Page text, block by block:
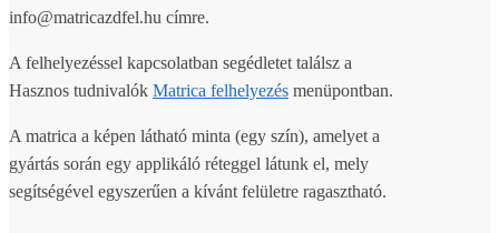
info@matricazdfel.hu címre.
A felhelyezéssel kapcsolatban segédletet találsz a
Hasznos tudnivalók Matrica felhelyezés menüpontban.
A matrica a képen látható minta (egy szín), amelyet a
gyártás során egy applikáló réteggel látunk el, mely
segítségével egyszerűen a kívánt felületre ragasztható.